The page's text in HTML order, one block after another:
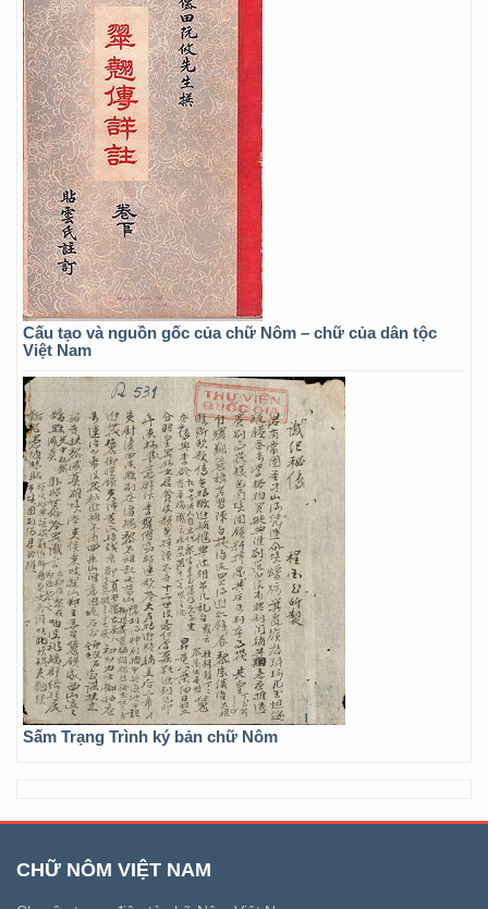
Cấu tạo và nguồn gốc của chữ Nôm – chữ của dân tộc
Việt Nam
Sấm Trạng Trình ký bản chữ Nôm
CHỮ NÔM VIỆT NAM